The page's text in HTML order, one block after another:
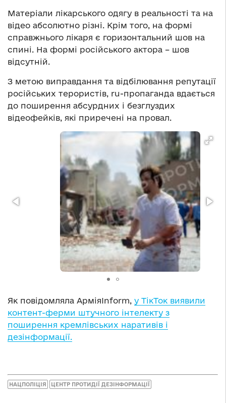
Матеріали лікарського одягу в реальності та на
відео абсолютно різні. Крім того, на формі
справжнього лікаря є горизонтальний шов на
спині. На формі російського актора – шов
відсутній.
З метою виправдання та відбілювання репутації
російських терористів, ru-пропаганда вдається
до поширення абсурдних і безглуздих
відеофейків, які приречені на провал.
Як повідомляла АрміяInform, у ТікТок виявили
контент-ферми штучного інтелекту з
поширення кремлівських наративів і
дезінформації.
НАЦПОЛІЦІЯ ЦЕНТР ПРОТИДІЇ ДЕЗІНФОРМАЦІЇ